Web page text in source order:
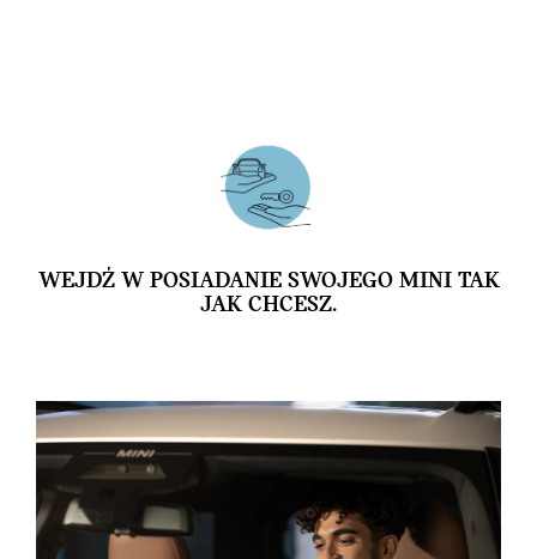
WEJDŹ W POSIADANIE SWOJEGO MINI TAK
JAK CHCESZ.